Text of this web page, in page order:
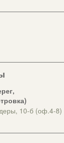
10-б (оф.4-8)